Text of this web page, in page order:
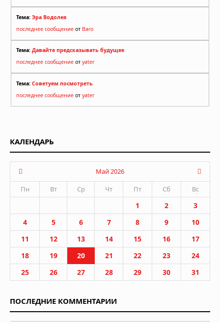
Тема: Эра Водолея
последнее сообщение от Baro
Тема: Давайте предсказывать будущее
последнее сообщение от yater
Тема: Советуем посмотреть
последнее сообщение от yater
КАЛЕНДАРЬ
Май 2026
Пн
Вт Ср Чт Пт Сб Вс
1 2
3
4
5 6 7 8 9
10
11
12 13 14 15 16
17
18
19 20 21 22 23
24
25
26 27 28 29 30 31
ПОСЛЕДНИЕ КОММЕНТАРИИ